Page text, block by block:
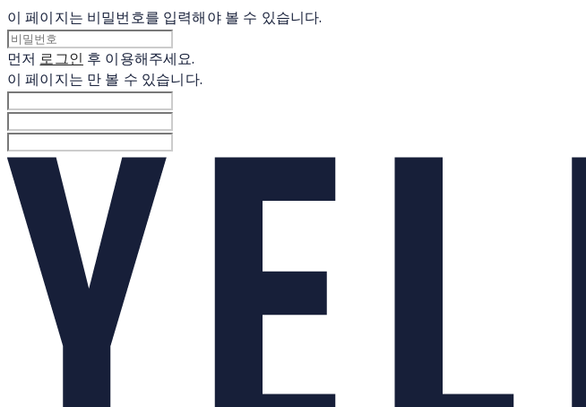
이 페이지는 비밀번호를 입력해야 볼 수 있습니다.
먼저 로그인 후 이용해주세요.
이 페이지는 만 볼 수 있습니다.